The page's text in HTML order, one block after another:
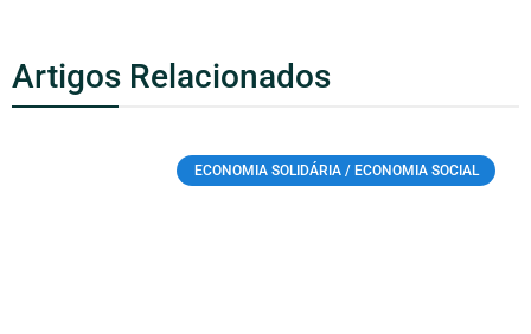
Artigos Relacionados
ECONOMIA SOLIDÁRIA / ECONOMIA SOCIAL